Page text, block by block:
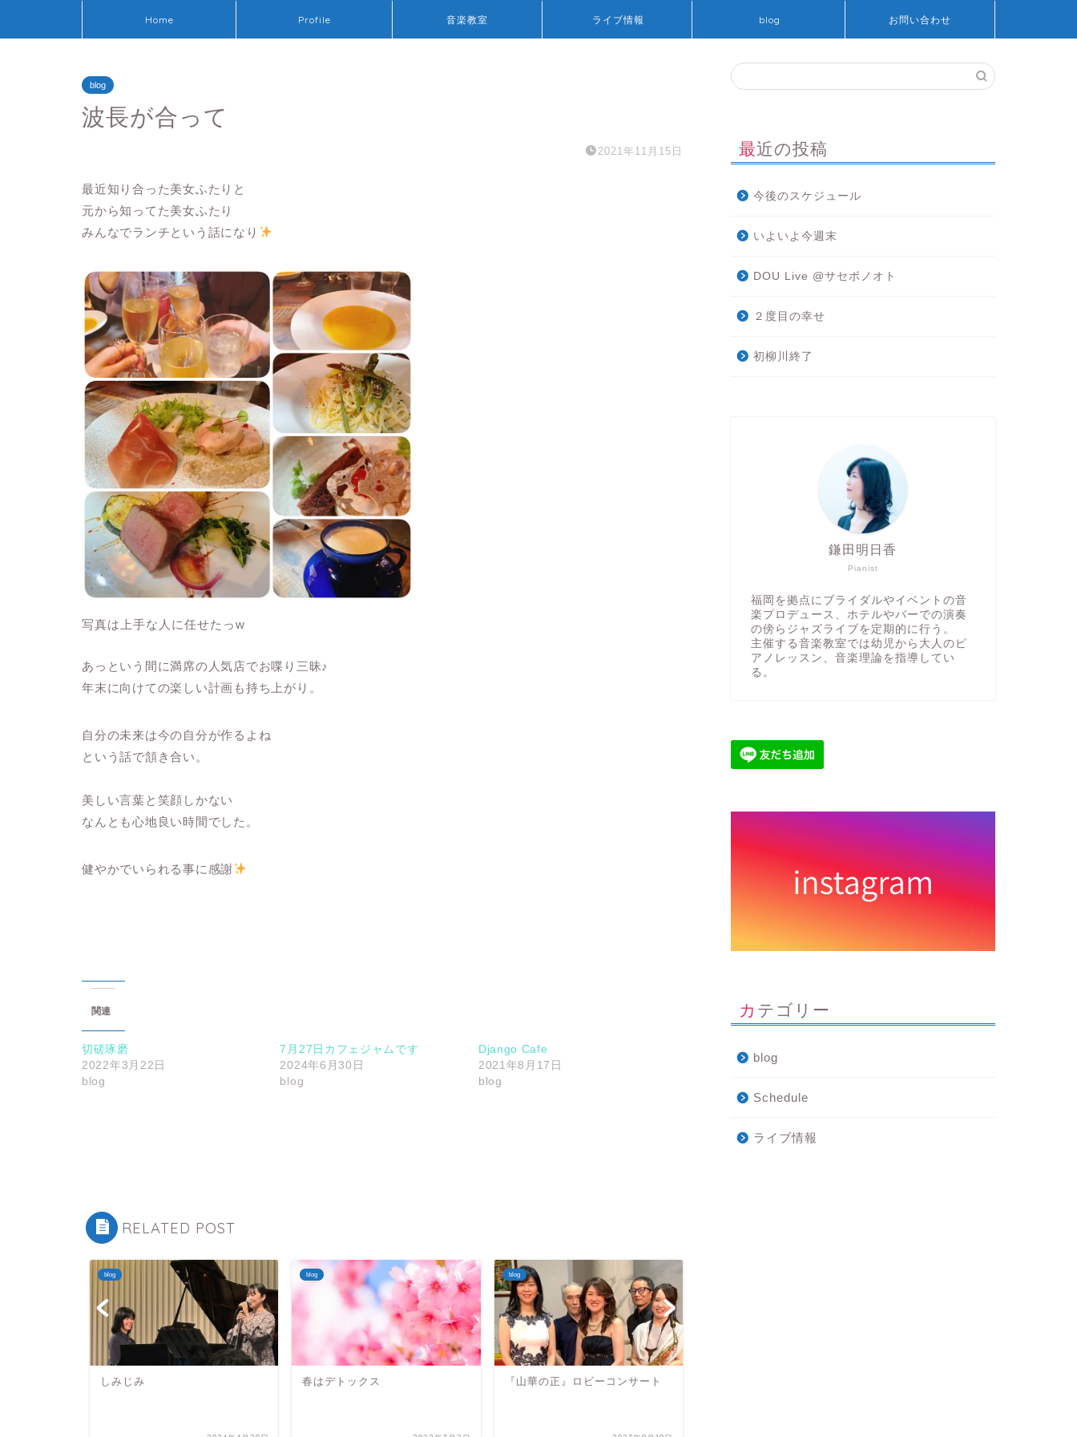
Home Profile 音楽教室 ライブ情報 blog お問い合わせ
blog
波長が合って
2021年11月15日
最近知り合った美女ふたりと
元から知ってた美女ふたり
みんなでランチという話になり
写真は上手な人に任せたっw
あっという間に満席の人気店でお喋り三昧♪
年末に向けての楽しい計画も持ち上がり。
自分の未来は今の自分が作るよね
という話で頷き合い。
美しい言葉と笑顔しかない
なんとも心地良い時間でした。
健やかでいられる事に感謝
関連
切磋琢磨
2022年3月22日
blog
7月27日カフェジャムです
2024年6月30日
blog
Django Cafe
2021年8月17日
blog
RELATED POST
blog
しみじみ
blog
春はデトックス
blog
『山華の正』ロビーコンサート
最近の投稿
今後のスケジュール
いよいよ今週末
DOU Live @サセボノオト
２度目の幸せ
初柳川終了
Pianist
鎌田明日香
福岡を拠点にブライダルやイベントの音
楽プロデュース、ホテルやバーでの演奏
の傍らジャズライブを定期的に行う。
主催する音楽教室では幼児から大人のピ
アノレッスン、音楽理論を指導してい
る。
カテゴリー
blog
Schedule
ライブ情報